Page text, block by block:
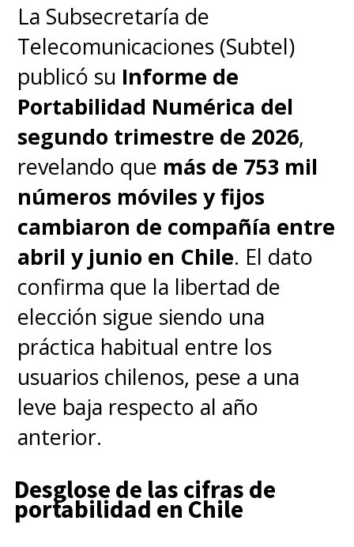
rendimiento.
En el caso de que les interese
probarlo, pueden ingresar
ahttps://linux.doompdf.dev/
revisarel código fuente
disponible en GitHub.
Tengan en cuenta que
LinuxPDF solo funciona en
navegadores basados en
ChromiumcomoChrome,
Edge,BraveyOpera, por
nombrar algunos. Lo sentimos,
Firefox.
La Subsecretaría de
Telecomunicaciones (Subtel)
publicó su Informe de
Portabilidad Numérica del
segundo trimestre de 2026,
revelando que más de 753 mil
números móviles y fijos
cambiaron de compañía entre
abril y junio en Chile. El dato
confirma que la libertad de
elección sigue siendo una
práctica habitual entre los
usuarios chilenos, pese a una
leve baja respecto al año
anterior.
Desglose de las cifras de
portabilidad en Chile